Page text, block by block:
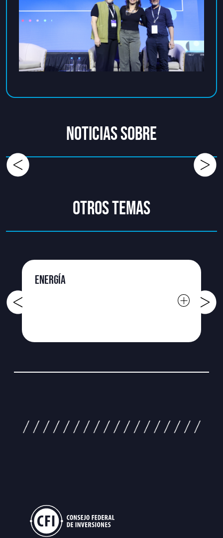
NOTICIAS SOBRE
OTROS TEMAS
ENERGÍA